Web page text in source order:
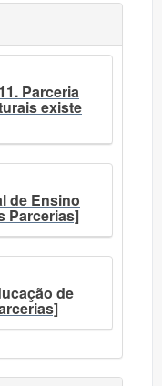
Parceria
existe
de Ensino
Parcerias]
de